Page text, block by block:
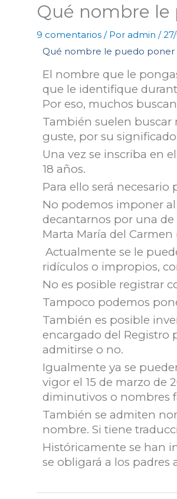
Qué nombre le
9 comentarios / Por admin /
Qué nombre le puedo poner
El nombre que le
que le identifique
Por eso, muchos
También suelen buscar
guste, por su
Una vez se inscriba en
18 años.
Para ello será necesario
No podemos imponer
decantarnos por una
Marta María del Carmen
Actualmente se le
ridículos o impropios,
No es posible registrar
Tampoco podemos
También es posible
encargado del Registro
admitirse o no.
Igualmente ya se
vigor el 15 de marzo de
diminutivos o nombres
También se admiten
nombre. Si tiene
Históricamente se han
se obligará a los padres